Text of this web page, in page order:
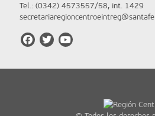
Tel.: (0342) 4573557/58, int. 1429